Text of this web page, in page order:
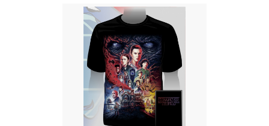
Camiseta S.T. - Hell
R$ 35,00